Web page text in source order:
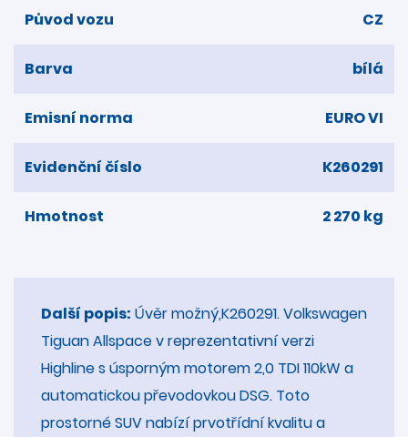
Původ vozu CZ
Barva bílá
Emisní norma EURO VI
Evidenční číslo K260291
Hmotnost 2 270 kg
Další popis: Úvěr možný,K260291. Volkswagen
Tiguan Allspace v reprezentativní verzi
Highline s úsporným motorem 2,0 TDI 110kW a
automatickou převodovkou DSG. Toto
prostorné SUV nabízí prvotřídní kvalitu a